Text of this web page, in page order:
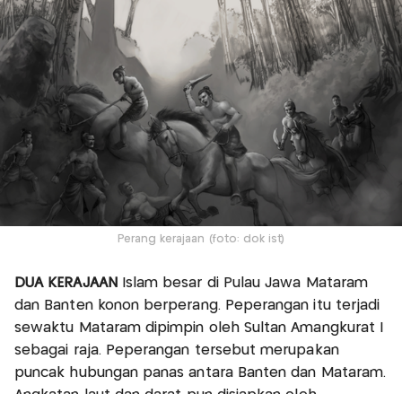
Perang kerajaan (foto: dok ist)
DUA KERAJAAN
Islam besar di Pulau Jawa Mataram
dan Banten konon berperang. Peperangan itu terjadi
sewaktu Mataram dipimpin oleh Sultan Amangkurat I
sebagai raja. Peperangan tersebut merupakan
puncak hubungan panas antara Banten dan Mataram.